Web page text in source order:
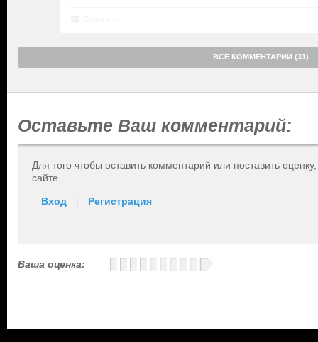
ВСЕ КОММЕНТАРИИ (31)
Оставьте Ваш комментарий:
Для того чтобы оставить комментарий или поставить
сайте.
Вход | Регистрация
Ваша оценка: